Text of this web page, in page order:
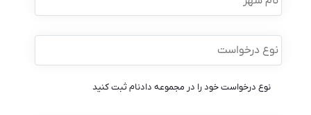
نوع
درخواست *
نوع درخواست خود را در مجموعه دادنام ثبت کنید